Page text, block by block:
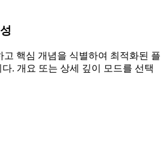
고 핵심 개념을 식별하여 최적화된 플
. 개요 또는 상세 깊이 모드를 선택